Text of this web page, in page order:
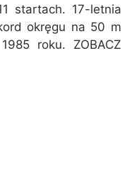
startach. 17-letnia
okręgu na 50 m
roku. ZOBACZ